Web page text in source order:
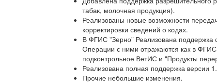
табак, молочная продукция).
Реализованы новые возможности
корректировки сведений о кодах.
В ФГИС "Зерно" Реализована поддержка
Операции с ними отражаются как в
подконтрольное ВетИС и "Продукты
Реализована полная поддержка
Прочие небольшие изменения.